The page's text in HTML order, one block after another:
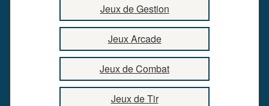
Jeux de Gestion
Jeux Arcade
Jeux de Combat
Jeux de Tir